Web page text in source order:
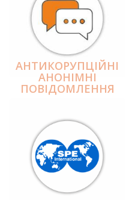
АНТИКОРУПЦІЙНІ
АНОНІМНІ
ПОВІДОМЛЕННЯ